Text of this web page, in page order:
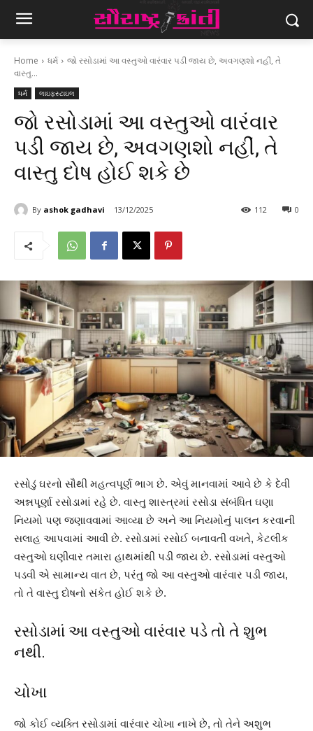
Home ધર્મ
જો રસોડામાં આ વસ્તુઓ વારંવાર પડી જાય છે, અવગણશો નહીં, તે
વાસ્તુ...
ધર્મ લાઇફસ્ટાઇલ
જો રસોડામાં આ વસ્તુઓ વારંવાર
પડી જાય છે, અવગણશો નહીં, તે
વાસ્તુ દોષ હોઈ શકે છે
By ashok gadhavi 13/12/2025 0
112
રસોડું ઘરનો સૌથી મહત્વપૂર્ણ ભાગ છે. એવું માનવામાં આવે છે કે દેવી
અન્નપૂર્ણા રસોડામાં રહે છે. વાસ્તુ શાસ્ત્રમાં રસોડા સંબંધિત ઘણા
નિયમો પણ જણાવવામાં આવ્યા છે અને આ નિયમોનું પાલન કરવાની
સલાહ આપવામાં આવી છે. રસોડામાં રસોઈ બનાવતી વખતે, કેટલીક
વસ્તુઓ ઘણીવાર તમારા હાથમાંથી પડી જાય છે. રસોડામાં વસ્તુઓ
પડવી એ સામાન્ય વાત છે, પરંતુ જો આ વસ્તુઓ વારંવાર પડી જાય,
તો તે વાસ્તુ દોષનો સંકેત હોઈ શકે છે.
રસોડામાં આ વસ્તુઓ વારંવાર પડે તો તે શુભ
નથી.
ચોખા
જો કોઈ વ્યક્તિ રસોડામાં વારંવાર ચોખા નાખે છે, તો તેને અશુભ